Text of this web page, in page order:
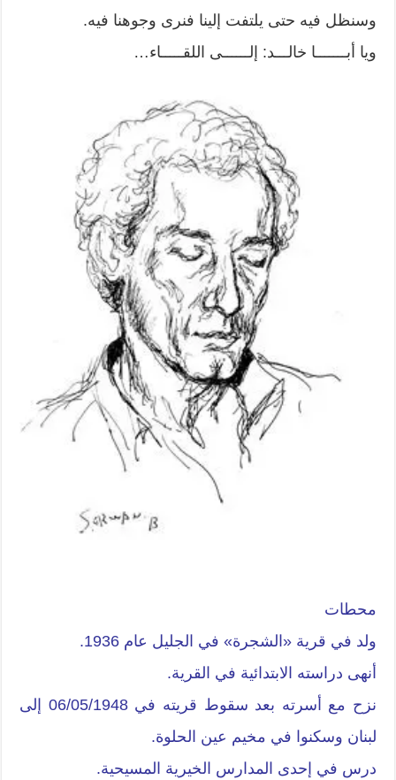
وسنظل فيه حتى يلتفت إلينا فنرى وجوهنا فيه.
ويا أبـــــــا خالـــد: إلــــــى اللقـــــاء…
محطات
ولد في قرية «الشجرة» في الجليل عام 1936.
أنهى دراسته الابتدائية في القرية.
نزح مع أسرته بعد سقوط قريته في 06/05/1948 إلى
لبنان وسكنوا في مخيم عين الحلوة.
درس في إحدى المدارس الخيرية المسيحية.